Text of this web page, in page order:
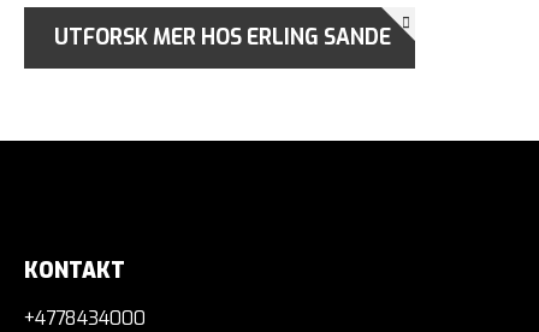
UTFORSK MER HOS ERLING SANDE
KONTAKT
+4778434000